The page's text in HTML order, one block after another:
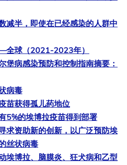
减半，即使在已经感染的人群中
球（2021-2023年）
堡病感染预防和控制指南摘要：
病毒
苗获得孤儿药地位
5%的埃博拉疫苗得到部署
求资助新的创新，以广泛预防埃
丝状病毒
埃博拉、脑膜炎、狂犬病和乙型